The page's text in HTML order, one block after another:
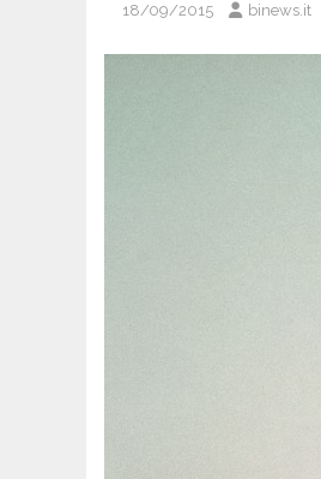
18/09/2015 binews.it